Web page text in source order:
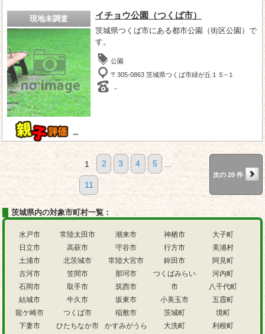
現地未調査
－
イチョウ公園（つくば市）
茨城県つくば市にある都市公園（街区公園）で
す。
公園
〒305-0863 茨城県つくば市緑が丘１５−１
－
1 2 3 4 5
11
次の 20 件
茨城県内の対象市町村一覧：
水戸市
日立市
土浦市
古河市
石岡市
結城市
龍ケ崎市
下妻市
常陸太田市
高萩市
北茨城市
笠間市
取手市
牛久市
つくば市
ひたちなか市
潮来市
守谷市
常陸大宮市
那珂市
筑西市
坂東市
稲敷市
かすみがうら
神栖市
行方市
鉾田市
つくばみらい
市
小美玉市
茨城町
大洗町
大子町
美浦村
阿見町
河内町
八千代町
五霞町
境町
利根町